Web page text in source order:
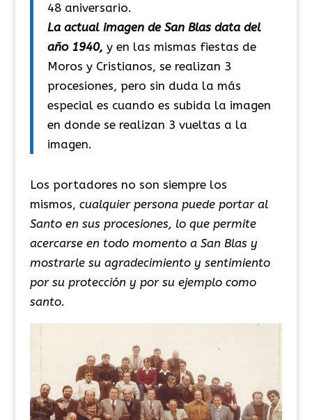
48 aniversario.
La actual imagen de San Blas data del
año 1940, y en las mismas fiestas de
Moros y Cristianos, se realizan 3
procesiones, pero sin duda la más
especial es cuando es subida la imagen
en donde se realizan 3 vueltas a la
imagen.
Los portadores no son siempre los
mismos, cualquier persona puede portar al
Santo en sus procesiones, lo que permite
acercarse en todo momento a San Blas y
mostrarle su agradecimiento y sentimiento
por su protección y por su ejemplo como
santo.